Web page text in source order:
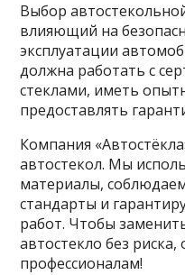
Выбор
влияющий на
эксплуатации
должна работать с
стеклами, иметь
предоставлять
Компания
автостекол. Мы
материалы,
стандарты и
работ. Чтобы
автостекло без
профессионалам!